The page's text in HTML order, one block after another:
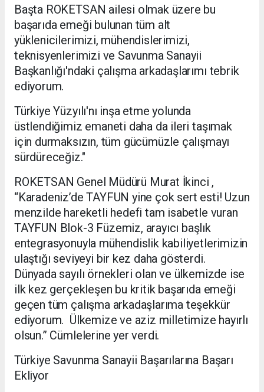
Başta ROKETSAN ailesi olmak üzere bu
başarıda emeği bulunan tüm alt
yüklenicilerimizi, mühendislerimizi,
teknisyenlerimizi ve Savunma Sanayii
Başkanlığı'ndaki çalışma arkadaşlarımı tebrik
ediyorum.
Türkiye Yüzyılı'nı inşa etme yolunda
üstlendiğimiz emaneti daha da ileri taşımak
için durmaksızın, tüm gücümüzle çalışmayı
sürdüreceğiz."
ROKETSAN Genel Müdürü Murat İkinci ,
“Karadeniz’de TAYFUN yine çok sert esti! Uzun
menzilde hareketli hedefi tam isabetle vuran
TAYFUN Blok-3 Füzemiz, arayıcı başlık
entegrasyonuyla mühendislik kabiliyetlerimizin
ulaştığı seviyeyi bir kez daha gösterdi.
Dünyada sayılı örnekleri olan ve ülkemizde ise
ilk kez gerçekleşen bu kritik başarıda emeği
geçen tüm çalışma arkadaşlarıma teşekkür
ediyorum. Ülkemize ve aziz milletimize hayırlı
olsun.” Cümlelerine yer verdi.
Türkiye Savunma Sanayii Başarılarına Başarı
Ekliyor